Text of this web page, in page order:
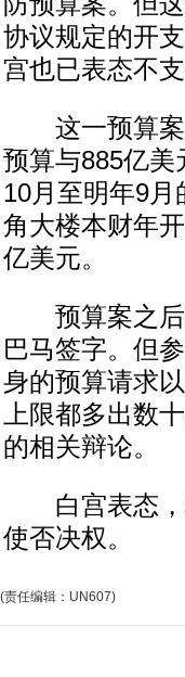
协议规定的开
宫也已表态不支
这一预算案
预算与885亿美
10月至明年9
角大楼本财年
亿美元。
预算案之后
巴马签字。但
身的预算请求
上限都多出数
的相关辩论。
白宫表态，
使否决权。
(责任编辑：UN607)